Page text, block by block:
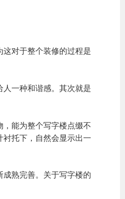
对于整个装修的过程是
一种和谐感。其次就是
能为整个写字楼点缀不
托下，自然会显示出一
熟完善。关于写字楼的